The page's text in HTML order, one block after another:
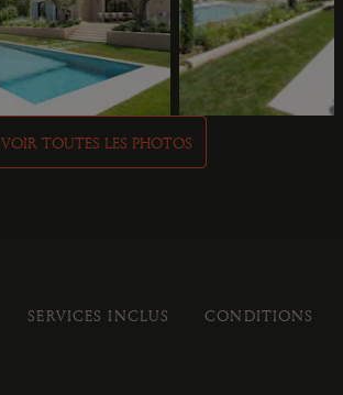
VOIR TOUTES LES PHOTOS
SERVICES INCLUS CONDITIONS DE